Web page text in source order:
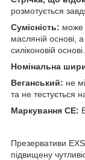
розмотується
Сумісність: може
масляній основі,
силіконовій основі.
Номінальна
Веганський: не
та не тестується
Маркування CE:
Презервативи
підвищену